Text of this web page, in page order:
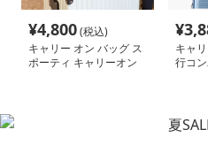
¥4,800(税込)
キャリー オン バッグ ス
ポーティ キャリーオン
¥
キャ
行コ